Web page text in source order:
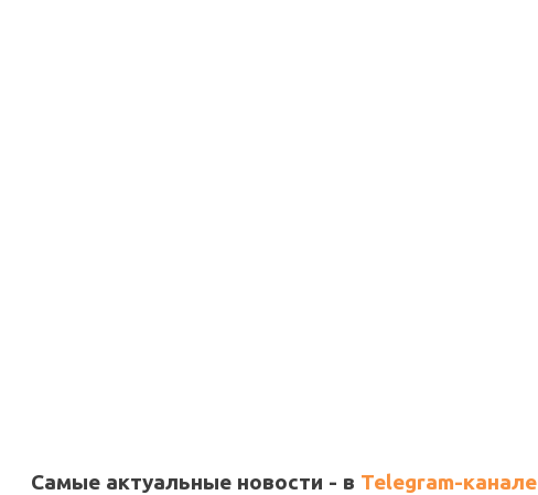
Самые актуальные новости - в Telegram-канале